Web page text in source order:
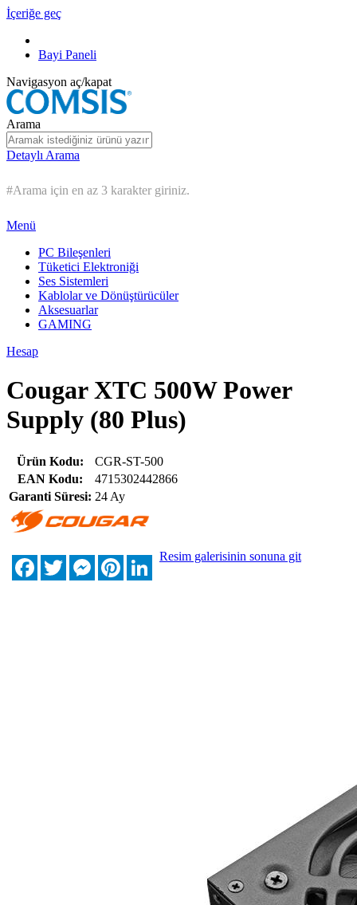
İçeriğe geç
Bayi Paneli
Navigasyon aç/kapat
Arama
Detaylı Arama
#Arama için en az 3 karakter giriniz.
Menü
PC Bileşenleri
Tüketici Elektroniği
Ses Sistemleri
Kablolar ve Dönüştürücüler
Aksesuarlar
GAMING
Hesap
Cougar XTC 500W Power
Supply (80 Plus)
Ürün Kodu:
CGR-ST-500
EAN Kodu:
4715302442866
Garanti Süresi: 24 Ay
FacebookTwitterMessengerPinterestLinkedIn
Resim galerisinin sonuna git